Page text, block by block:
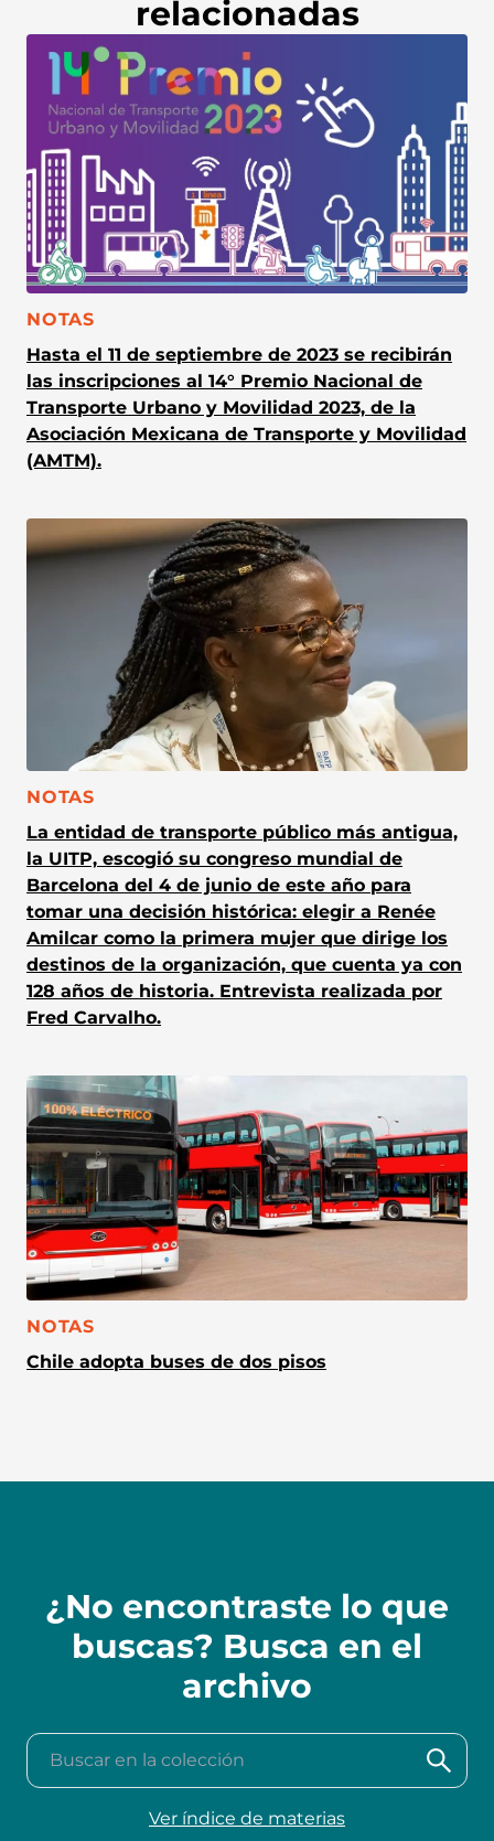
relacionadas
CATEGORÍA:
NOTAS
Hasta el 11 de septiembre de 2023 se recibirán
las inscripciones al 14° Premio Nacional de
Transporte Urbano y Movilidad 2023, de la
Asociación Mexicana de Transporte y Movilidad
(AMTM).
CATEGORÍA:
NOTAS
La entidad de transporte público más antigua,
la UITP, escogió su congreso mundial de
Barcelona del 4 de junio de este año para
tomar una decisión histórica: elegir a Renée
Amilcar como la primera mujer que dirige los
destinos de la organización, que cuenta ya con
128 años de historia. Entrevista realizada por
Fred Carvalho.
CATEGORÍA:
NOTAS
Chile adopta buses de dos pisos
¿No encontraste lo que
buscas? Busca en el
archivo
Buscar en la colección
Ver índice de materias